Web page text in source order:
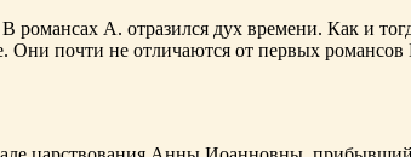
романсах А. отразился дух времени. Как и
почти не отличаются от первых